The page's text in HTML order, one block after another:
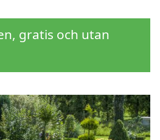
gratis och utan